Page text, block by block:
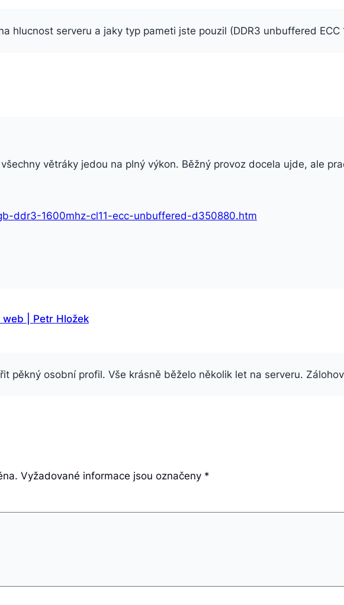
hlucnost serveru a jaky typ pameti jste pouzil (DDR3 unbuffered ECC
větráky jedou na plný výkon. Běžný provoz docela ujde, ale
ddr3-1600mhz-cl11-ecc-unbuffered-d350880.htm
| Petr Hložek
pěkný osobní profil. Vše krásně běželo několik let na serveru.
Vyžadované informace jsou označeny *